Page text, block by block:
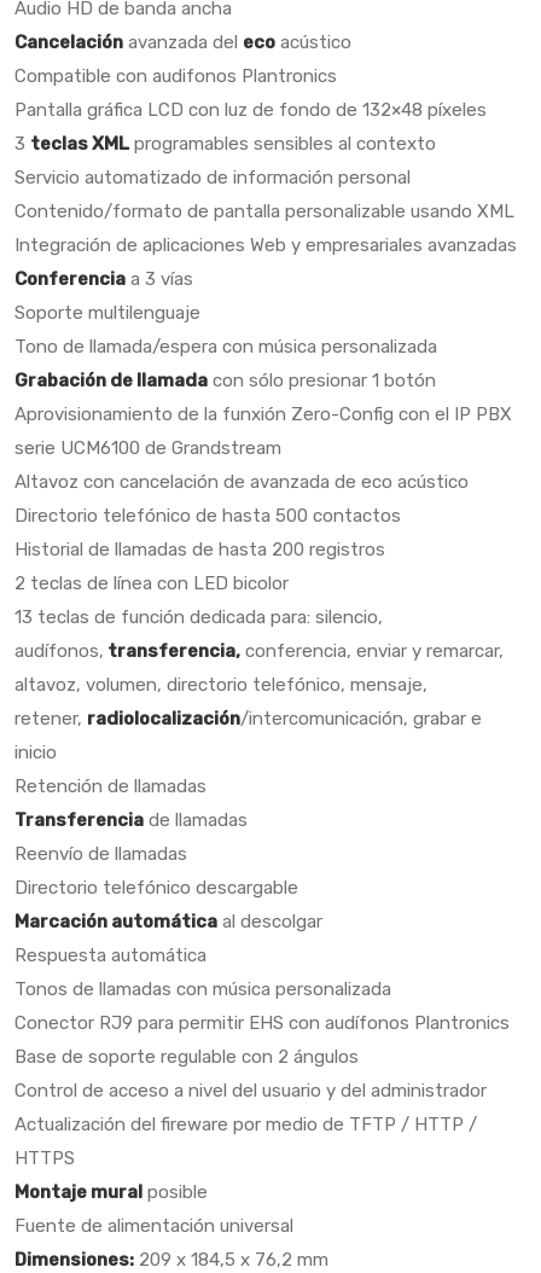
Audio HD de banda ancha
Cancelación avanzada del eco acústico
Compatible con audifonos Plantronics
Pantalla gráfica LCD con luz de fondo de 132×48 píxeles
3 teclas XML programables sensibles al contexto
Servicio automatizado de información personal
Contenido/formato de pantalla personalizable usando XML
Integración de aplicaciones Web y empresariales avanzadas
Conferencia a 3 vías
Soporte multilenguaje
Tono de llamada/espera con música personalizada
Grabación de llamada con sólo presionar 1 botón
Aprovisionamiento de la funxión Zero-Config con el IP PBX
serie UCM6100 de Grandstream
Altavoz con cancelación de avanzada de eco acústico
Directorio telefónico de hasta 500 contactos
Historial de llamadas de hasta 200 registros
2 teclas de línea con LED bicolor
13 teclas de función dedicada para: silencio,
audífonos, transferencia, conferencia, enviar y remarcar,
altavoz, volumen, directorio telefónico, mensaje,
retener, radiolocalización/intercomunicación, grabar e
inicio
Retención de llamadas
Transferencia de llamadas
Reenvío de llamadas
Directorio telefónico descargable
Marcación automática al descolgar
Respuesta automática
Tonos de llamadas con música personalizada
Conector RJ9 para permitir EHS con audífonos Plantronics
Base de soporte regulable con 2 ángulos
Control de acceso a nivel del usuario y del administrador
Actualización del fireware por medio de TFTP / HTTP /
HTTPS
Montaje mural posible
Fuente de alimentación universal
Dimensiones: 209 x 184,5 x 76,2 mm